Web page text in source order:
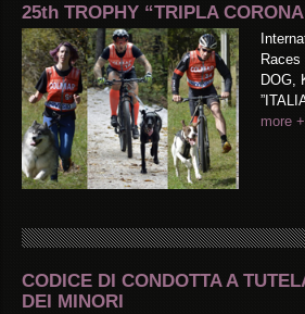
25th TROPHY “TRIPLA
DOG,
more +
CODICE DI CONDOTTA A
DEI MINORI